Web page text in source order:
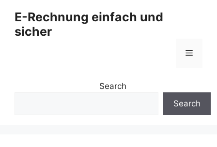
Inhalt
springen
E-Rechnung einfach und
sicher
Menü
Search
Search